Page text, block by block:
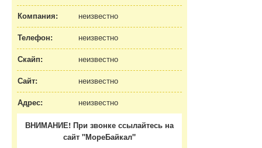
Компания:
неизвестно
Телефон:
неизвестно
Скайп:
неизвестно
Сайт:
неизвестно
Адрес:
неизвестно
ВНИМАНИЕ! При звонке ссылайтесь на
сайт "МореБайкал"